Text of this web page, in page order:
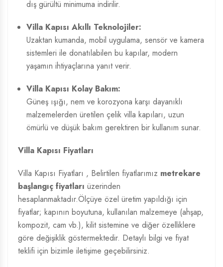
dış gürültü minimuma indirilir.
Villa Kapısı Akıllı Teknolojiler:
Uzaktan kumanda, mobil uygulama, sensör ve kamera
sistemleri ile donatılabilen bu kapılar, modern
yaşamın ihtiyaçlarına yanıt verir.
Villa Kapısı Kolay Bakım:
Güneş ışığı, nem ve korozyona karşı dayanıklı
malzemelerden üretilen çelik villa kapıları, uzun
ömürlü ve düşük bakım gerektiren bir kullanım sunar.
Villa Kapısı Fiyatları
Villa Kapısı Fiyatları , Belirtilen fiyatlarımız metrekare
başlangıç fiyatları üzerinden
hesaplanmaktadır.Ölçüye özel üretim yapıldığı için
fiyatlar; kapının boyutuna, kullanılan malzemeye (ahşap,
kompozit, cam vb.), kilit sistemine ve diğer özelliklere
göre değişiklik göstermektedir. Detaylı bilgi ve fiyat
teklifi için bizimle iletişime geçebilirsiniz.